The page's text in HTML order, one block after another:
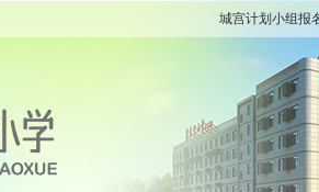
城宫计划小组报